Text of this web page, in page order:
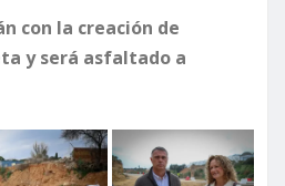
con la creación de
y será asfaltado a